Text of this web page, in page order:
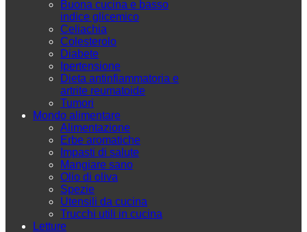
Buona cucina e basso
indice glicemico
Celiachia
Colesterolo
Diabete
Ipertensione
Dieta antinfiammatoria e
artrite reumatoide
Tumori
Mondo alimentare
Alimentazione
Erbe aromatiche
Impasti di salute
Mangiare sano
Olio di oliva
Spezie
Utensili da cucina
Trucchi utili in cucina
Letture